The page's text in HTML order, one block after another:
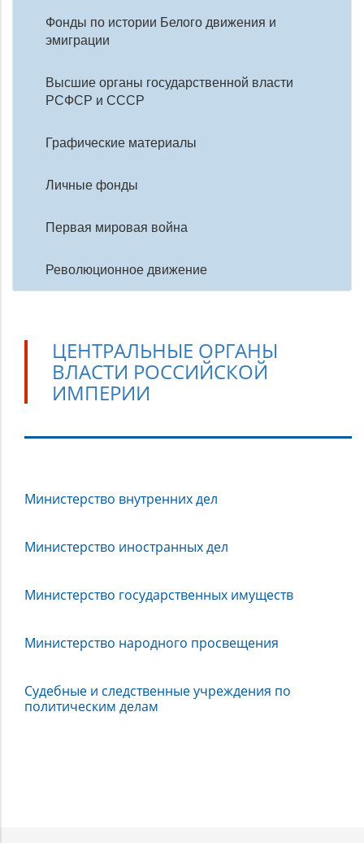
Фонды по истории Белого движения и
эмиграции
Высшие органы государственной власти
РСФСР и СССР
Графические материалы
Личные фонды
Первая мировая война
Революционное движение
ЦЕНТРАЛЬНЫЕ ОРГАНЫ
ВЛАСТИ РОССИЙСКОЙ
ИМПЕРИИ
органы
Российской
Министерство внутренних дел
Министерство иностранных дел
Министерство государственных имуществ
Министерство народного просвещения
Судебные и следственные учреждения по
политическим делам